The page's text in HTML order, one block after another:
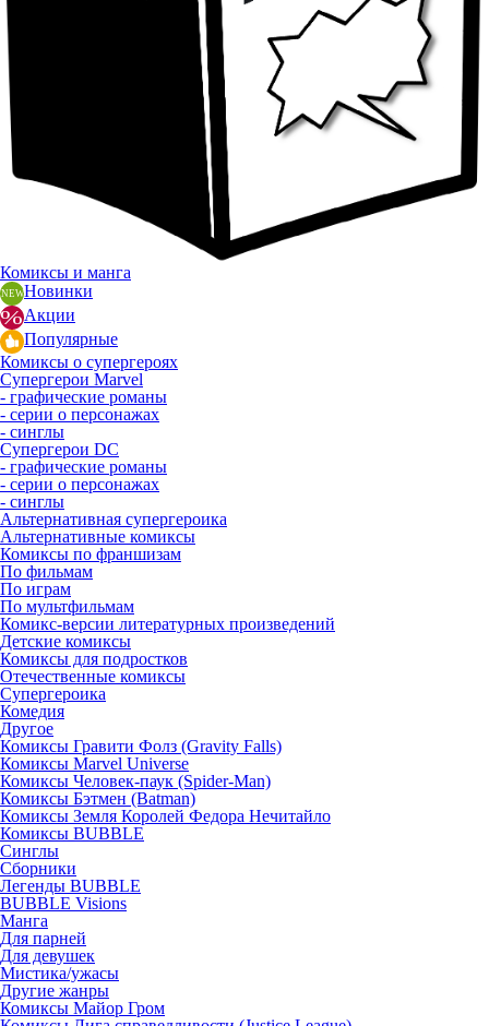
Комиксы и манга
Новинки
Акции
Популярные
Комиксы о супергероях
Супергерои Marvel
- графические романы
- серии о персонажах
- синглы
Супергерои DC
- графические романы
- серии о персонажах
- синглы
Альтернативная супергероика
Альтернативные комиксы
Комиксы по франшизам
По фильмам
По играм
По мультфильмам
Комикс-версии литературных произведений
Детские комиксы
Комиксы для подростков
Отечественные комиксы
Супергероика
Комедия
Другое
Комиксы Гравити Фолз (Gravity Falls)
Комиксы Marvel Universe
Комиксы Человек-паук (Spider-Man)
Комиксы Бэтмен (Batman)
Комиксы Земля Королей Федора Нечитайло
Комиксы BUBBLE
Синглы
Сборники
Легенды BUBBLE
BUBBLE Visions
Манга
Для парней
Для девушек
Мистика/ужасы
Другие жанры
Комиксы Майор Гром